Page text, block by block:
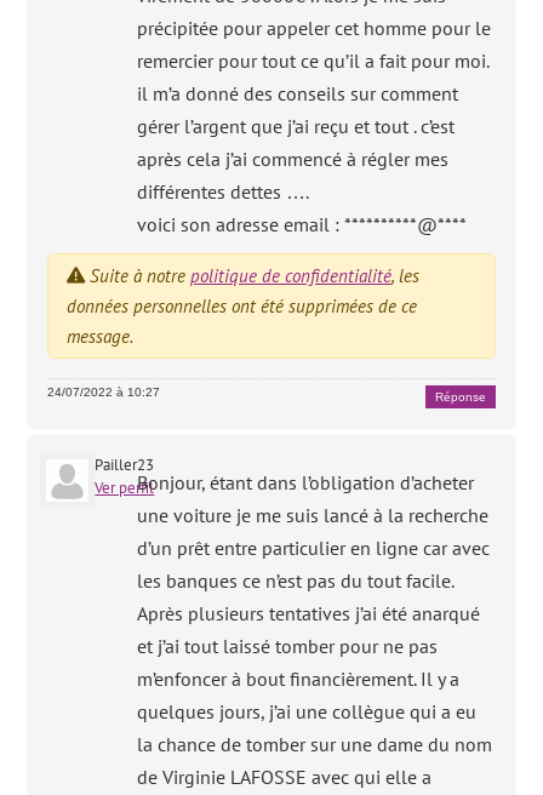
précipitée pour appeler cet homme pour le
remercier pour tout ce qu’il a fait pour moi.
il m’a donné des conseils sur comment
gérer l’argent que j’ai reçu et tout . c’est
après cela j’ai commencé à régler mes
différentes dettes ….
voici son adresse email : **********@****
Suite à notrepolitique de confidentialité, les
données personnelles ont été supprimées de ce
message.
24/07/2022 à 10:27 Réponse
Pailler23
Ver perfilBonjour, étant dans l’obligation d’acheter
une voiture je me suis lancé à la recherche
d’un prêt entre particulier en ligne car avec
les banques ce n’est pas du tout facile.
Après plusieurs tentatives j’ai été anarqué
et j’ai tout laissé tomber pour ne pas
m’enfoncer à bout financièrement. Il y a
quelques jours, j’ai une collègue qui a eu
la chance de tomber sur une dame du nom
de Virginie LAFOSSE avec qui elle a